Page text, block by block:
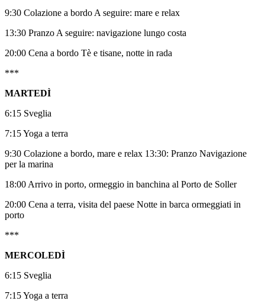
9:30 Colazione a bordo A seguire: mare e relax
13:30 Pranzo A seguire: navigazione lungo costa
20:00 Cena a bordo Tè e tisane, notte in rada
***
MARTEDÌ
6:15 Sveglia
7:15 Yoga a terra
9:30 Colazione a bordo, mare e relax 13:30: Pranzo Navigazione
per la marina
18:00 Arrivo in porto, ormeggio in banchina al Porto de Soller
20:00 Cena a terra, visita del paese Notte in barca ormeggiati in
porto
***
MERCOLEDÌ
6:15 Sveglia
7:15 Yoga a terra